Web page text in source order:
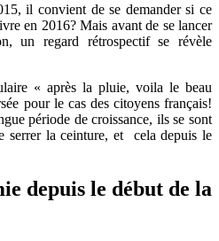
il convient de se demander si ce
en 2016? Mais avant de se lancer
un regard rétrospectif se révèle
« après la pluie, voila le beau
pour le cas des citoyens français!
période de croissance, ils se sont
serrer la ceinture, et cela depuis le
depuis le début de la